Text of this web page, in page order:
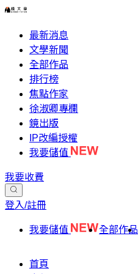
最新消息
文學新聞
全部作品
排行榜
焦點作家
徐淑卿專欄
鏡出版
IP改編授權
我要儲值
我要收費
登入/註冊
我要儲值 全部作品
首頁